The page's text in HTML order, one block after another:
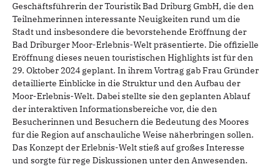
Geschäftsführerin der Touristik Bad Driburg GmbH, die den
Teilnehmerinnen interessante Neuigkeiten rund um die
Stadt und insbesondere die bevorstehende Eröffnung der
Bad Driburger Moor-Erlebnis-Welt präsentierte. Die offizielle
Eröffnung dieses neuen touristischen Highlights ist für den
29. Oktober 2024 geplant. In ihrem Vortrag gab Frau Gründer
detaillierte Einblicke in die Struktur und den Aufbau der
Moor-Erlebnis-Welt. Dabei stellte sie den geplanten Ablauf
der interaktiven Informationsbereiche vor, die den
Besucherinnen und Besuchern die Bedeutung des Moores
für die Region auf anschauliche Weise näherbringen sollen.
Das Konzept der Erlebnis-Welt stieß auf großes Interesse
und sorgte für rege Diskussionen unter den Anwesenden.